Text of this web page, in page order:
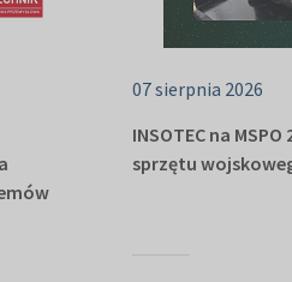
07 sierpnia 2026
INSOTEC na
sprzętu